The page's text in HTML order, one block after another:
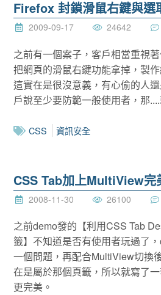
Firefox 封鎖滑鼠右鍵與選
2009-09-17 24642
之前有一個案子，客戶相當重視
把網頁的滑鼠右鍵功能拿掉，製
這實在是很沒意義，有心偷的人
戶說至少要防範一般使用者，那....
CSS 資訊安全
CSS Tab加上MultiView完
2008-11-30 26100
之前demo發的【利用CSS Tab
籤】不知道是否有使用者玩過了
一個問題，再配合MultiView切換
在是屬於那個頁籤，所以就寫了
更完美。